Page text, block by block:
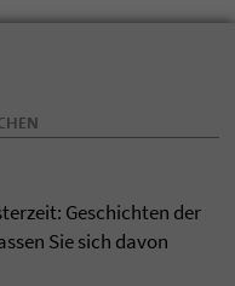
Geschichten der
Sie sich davon